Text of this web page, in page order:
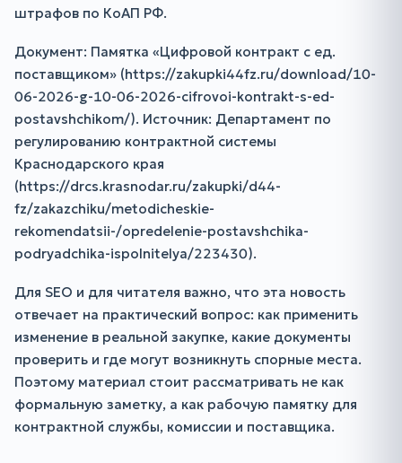
штрафов по КоАП РФ.
Документ: Памятка «Цифровой контракт с ед.
поставщиком» (https://zakupki44fz.ru/download/10-
06-2026-g-10-06-2026-cifrovoi-kontrakt-s-ed-
postavshchikom/). Источник: Департамент по
регулированию контрактной системы
Краснодарского края
(https://drcs.krasnodar.ru/zakupki/d44-
fz/zakazchiku/metodicheskie-
rekomendatsii-/opredelenie-postavshchika-
podryadchika-ispolnitelya/223430).
Для SEO и для читателя важно, что эта новость
отвечает на практический вопрос: как применить
изменение в реальной закупке, какие документы
проверить и где могут возникнуть спорные места.
Поэтому материал стоит рассматривать не как
формальную заметку, а как рабочую памятку для
контрактной службы, комиссии и поставщика.